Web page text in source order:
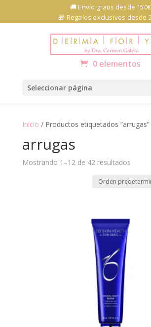
Abrir barra de herramientas
🚚 Envío gratis desde 150€
🎁 Regalos exclusivos desde
0 elementos
Seleccionar página
Inicio / Productos etiquetados “arrugas”
arrugas
Mostrando 1–12 de 42 resultados